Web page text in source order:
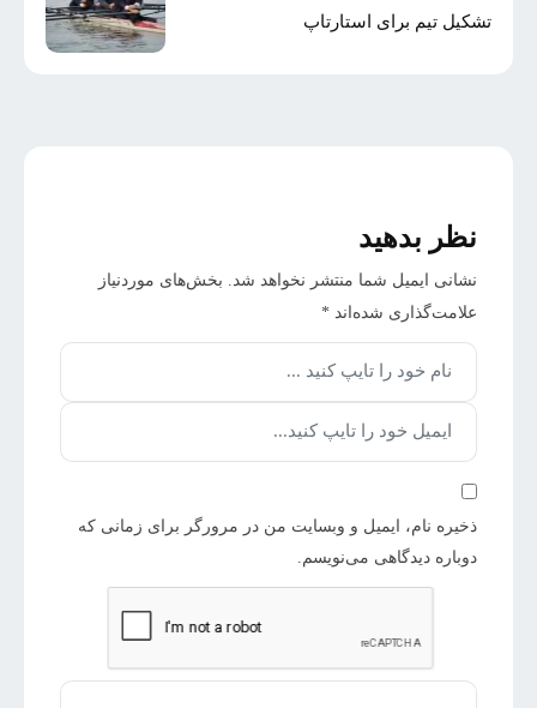
تشکیل تیم برای استارتاپ
نظر بدهید
نشانی ایمیل شما منتشر نخواهد شد.
بخش‌های موردنیاز
علامت‌گذاری شده‌اند *
ذخیره نام، ایمیل و وبسایت من در مرورگر برای زمانی که
دوباره دیدگاهی می‌نویسم.